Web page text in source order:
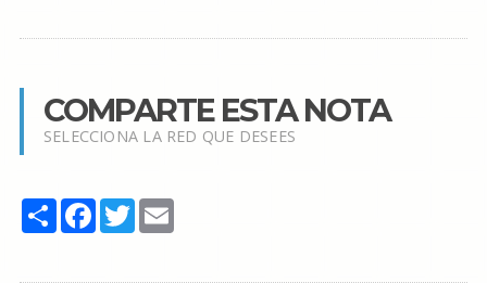
COMPARTE ESTA NOTA
SELECCIONA LA RED QUE DESEES
Share Facebook
TwitterEmail